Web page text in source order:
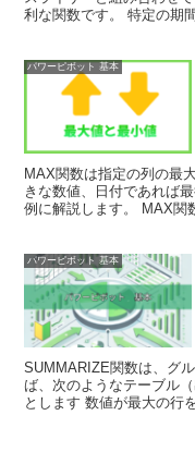
利な関数です。 特定の期
パワーピボット 基本
MAX関数は指定の列の最
きな数値、日付であれば
例に解説します。 MAX関
パワーピボット 基本
SUMMARIZE関数は、グ
ば、次のようなテーブル
とします 数値が最大の行